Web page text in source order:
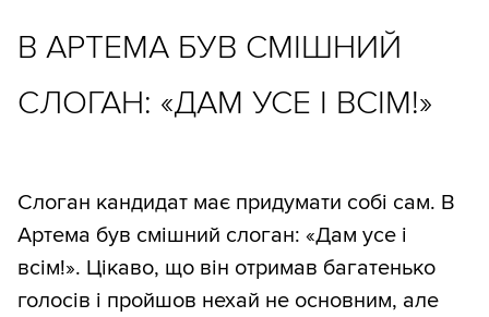
В АРТЕМА БУВ СМІШНИЙ
СЛОГАН: «ДАМ УСЕ І ВСІМ!»
Слоган кандидат має придумати собі сам. В
Артема був смішний слоган: «Дам усе і
всім!». Цікаво, що він отримав багатенько
голосів і пройшов нехай не основним, але